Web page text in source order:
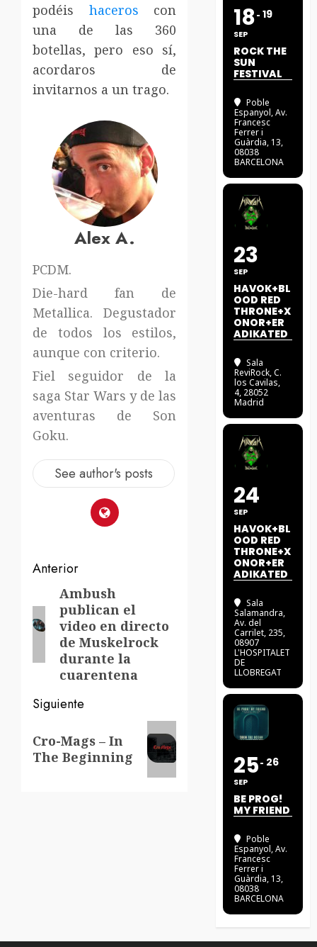
podéis haceros con
una de las 360
botellas, pero eso sí,
acordaros de
invitarnos a un trago.
Alex A.
PCDM.
Die-hard fan de
Metallica. Degustador
de todos los estilos,
aunque con criterio.
Fiel seguidor de la
saga Star Wars y de las
aventuras de Son
Goku.
See author's posts
Navegación
de
entradas
Anterior
Entrada
anterior:
Ambush
publican el
video en directo
de Muskelrock
durante la
cuarentena
Siguiente
entrada:
Cro-Mags – In
The Beginning
18
SEP
19
ROCK THE
SUN
FESTIVAL
Poble
Espanyol, Av.
Francesc
Ferrer i
Guàrdia, 13,
08038
BARCELONA
23
SEP
HAVOK+BL
OOD RED
THRONE+X
ONOR+ER
ADIKATED
Sala
ReviRock, C.
los Cavilas,
4, 28052
Madrid
24
SEP
HAVOK+BL
OOD RED
THRONE+X
ONOR+ER
ADIKATED
Sala
Salamandra,
Av. del
Carrilet, 235,
08907
L'HOSPITALET
DE
LLOBREGAT
25
SEP
26
BE PROG!
MY FRIEND
Poble
Espanyol, Av.
Francesc
Ferrer i
Guàrdia, 13,
08038
BARCELONA